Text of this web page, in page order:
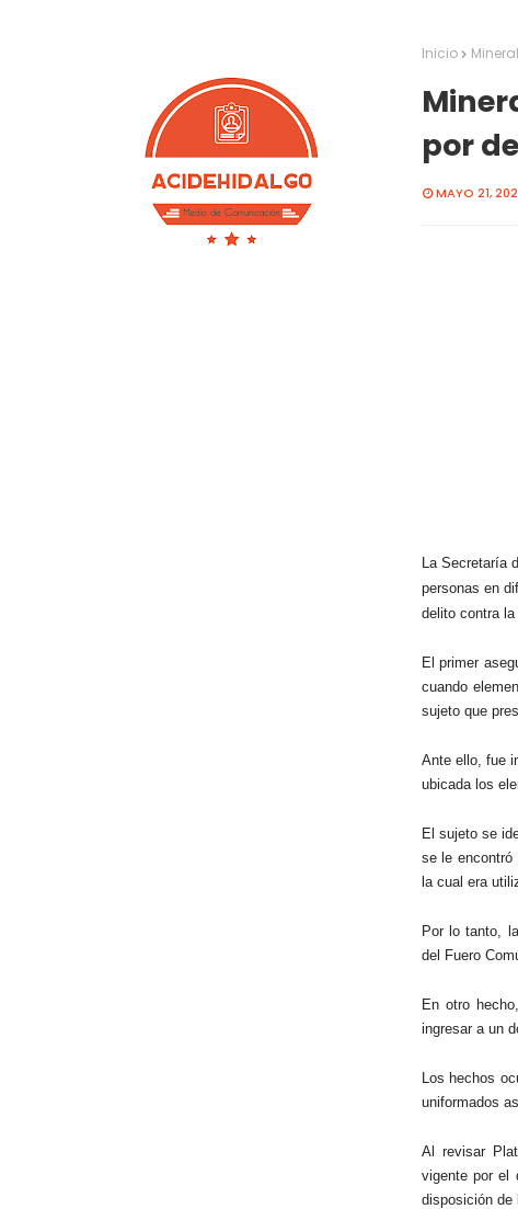
Inicio
por
MAYO 21,
La Secretaría
personas en
delito contra la
El primer
cuando
sujeto que
Ante ello, fue
ubicada los
El sujeto se
se le
la cual era
Por lo tanto,
del Fuero
En otro
ingresar a un
Los hechos
uniformados
Al revisar
vigente por el
disposición de